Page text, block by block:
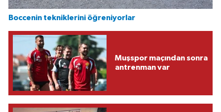
Boccenin tekniklerini öğreniyorlar
Muşspor maçından sonra
antrenman var